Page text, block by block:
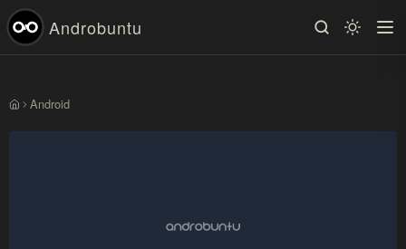
Androbuntu
BerandaAndroid